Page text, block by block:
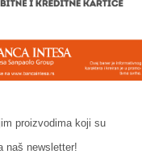
proizvodima koji su
naš newsletter!